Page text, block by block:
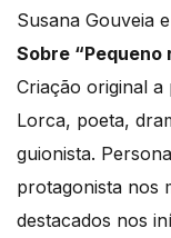
Susana Gouveia
Sobre “Pequeno
Criação original
Lorca, poeta,
guionista.
protagonista nos
destacados nos